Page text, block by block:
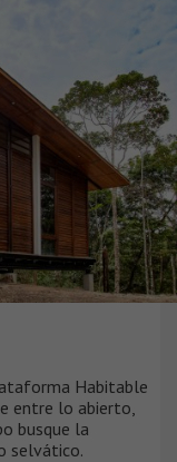
Habitable
entre lo abierto,
busque la
selvático.